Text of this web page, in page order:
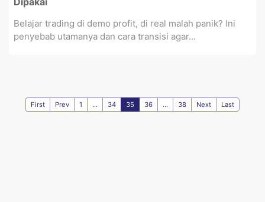
Belajar trading di demo profit, di real malah panik? Ini
penyebab utamanya dan cara transisi agar...
First Prev 1 ... 34 35 36 ... 38 Next Last